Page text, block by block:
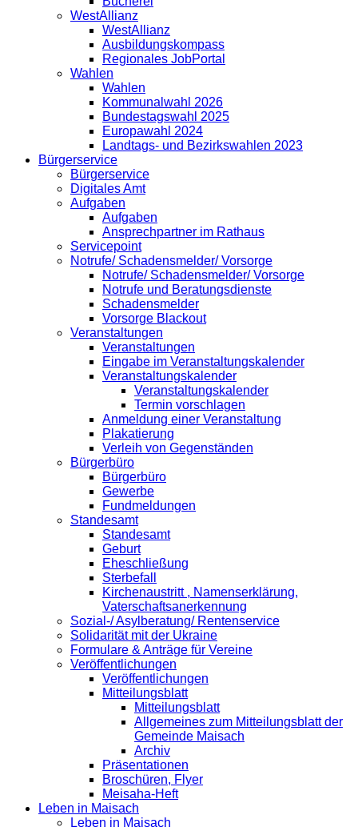
WestAllianz
WestAllianz
Ausbildungskompass
Regionales JobPortal
Wahlen
Wahlen
Kommunalwahl 2026
Bundestagswahl 2025
Europawahl 2024
Landtags- und Bezirkswahlen 2023
Bürgerservice
Bürgerservice
Digitales Amt
Aufgaben
Aufgaben
Ansprechpartner im Rathaus
Servicepoint
Notrufe/ Schadensmelder/ Vorsorge
Notrufe/ Schadensmelder/ Vorsorge
Notrufe und Beratungsdienste
Schadensmelder
Vorsorge Blackout
Veranstaltungen
Veranstaltungen
Eingabe im Veranstaltungskalender
Veranstaltungskalender
Veranstaltungskalender
Termin vorschlagen
Anmeldung einer Veranstaltung
Plakatierung
Verleih von Gegenständen
Bürgerbüro
Bürgerbüro
Gewerbe
Fundmeldungen
Standesamt
Standesamt
Geburt
Eheschließung
Sterbefall
Kirchenaustritt , Namenserklärung,
Vaterschaftsanerkennung
Sozial-/ Asylberatung/ Rentenservice
Solidarität mit der Ukraine
Formulare & Anträge für Vereine
Veröffentlichungen
Veröffentlichungen
Mitteilungsblatt
Mitteilungsblatt
Allgemeines zum Mitteilungsblatt der
Gemeinde Maisach
Archiv
Präsentationen
Broschüren, Flyer
Meisaha-Heft
Leben in Maisach
Leben in Maisach